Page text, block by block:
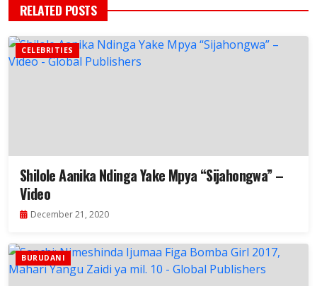
RELATED POSTS
CELEBRITIES
Shilole Aanika Ndinga Yake Mpya “Sijahongwa” –
Video
December 21, 2020
BURUDANI